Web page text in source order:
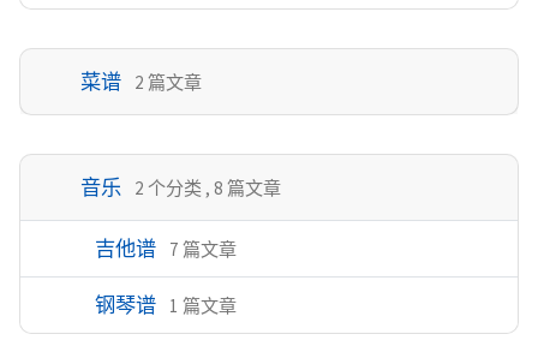
菜谱 2 篇文章
音乐 2 个分类 , 8 篇文章
吉他谱 7 篇文章
钢琴谱 1 篇文章